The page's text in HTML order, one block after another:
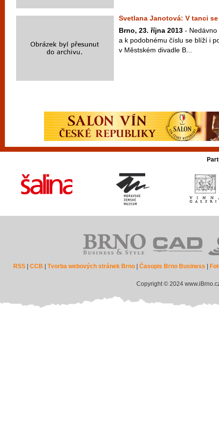
Svetlana Janotová: V tanci
Brno, 23. října 2013 - Nedávno
a k podobnému číslu se blíží i
v Městském divadle B...
RSS |CCB |Tvorba webových stránek Brno |Časopis Brno Business
Copyright © 2024